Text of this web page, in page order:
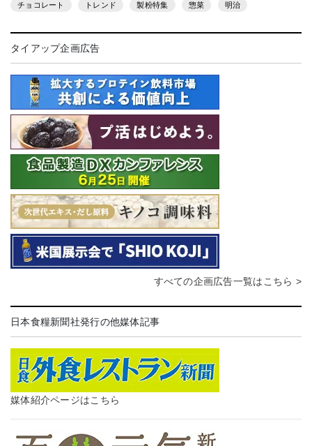
チョコレート トレンド 製粉特集 惣菜 明治
タイアップ企画広告
すべての企画広告一覧はこちら >
日本食糧新聞社発行の他媒体記事
媒体紹介ページはこちら